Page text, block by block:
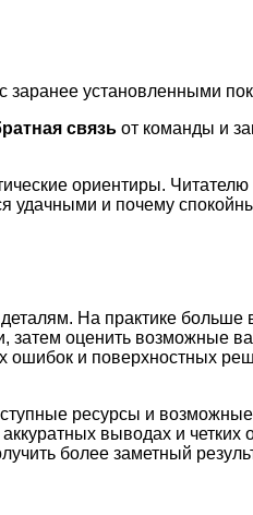
заранее установленными
связь от команды и
ориентиры. Читателю
удачными и почему
На практике больше
затем оценить возможные
ошибок и поверхностных
ресурсы и возможные
выводах и четких
более заметный